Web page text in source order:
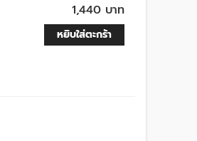
1,440 บาท
หยิบใส่ตะกร้า